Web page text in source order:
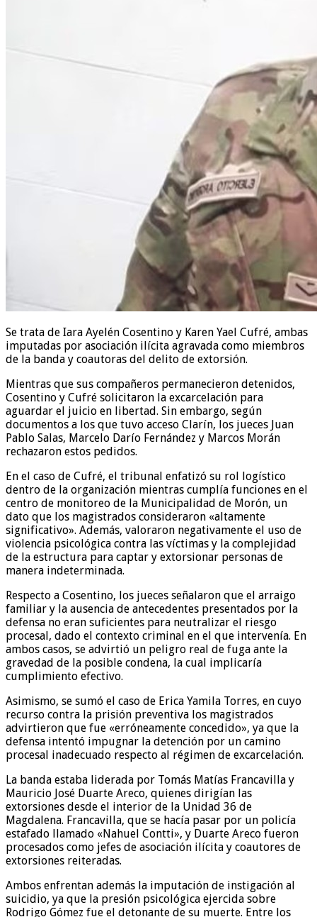
Se trata de Iara Ayelén Cosentino y Karen Yael Cufré, ambas
imputadas por asociación ilícita agravada como miembros
de la banda y coautoras del delito de extorsión.
Mientras que sus compañeros permanecieron detenidos,
Cosentino y Cufré solicitaron la excarcelación para
aguardar el juicio en libertad. Sin embargo, según
documentos a los que tuvo acceso Clarín, los jueces Juan
Pablo Salas, Marcelo Darío Fernández y Marcos Morán
rechazaron estos pedidos.
En el caso de Cufré, el tribunal enfatizó su rol logístico
dentro de la organización mientras cumplía funciones en el
centro de monitoreo de la Municipalidad de Morón, un
dato que los magistrados consideraron «altamente
significativo». Además, valoraron negativamente el uso de
violencia psicológica contra las víctimas y la complejidad
de la estructura para captar y extorsionar personas de
manera indeterminada.
Respecto a Cosentino, los jueces señalaron que el arraigo
familiar y la ausencia de antecedentes presentados por la
defensa no eran suficientes para neutralizar el riesgo
procesal, dado el contexto criminal en el que intervenía. En
ambos casos, se advirtió un peligro real de fuga ante la
gravedad de la posible condena, la cual implicaría
cumplimiento efectivo.
Asimismo, se sumó el caso de Erica Yamila Torres, en cuyo
recurso contra la prisión preventiva los magistrados
advirtieron que fue «erróneamente concedido», ya que la
defensa intentó impugnar la detención por un camino
procesal inadecuado respecto al régimen de excarcelación.
La banda estaba liderada por Tomás Matías Francavilla y
Mauricio José Duarte Areco, quienes dirigían las
extorsiones desde el interior de la Unidad 36 de
Magdalena. Francavilla, que se hacía pasar por un policía
estafado llamado «Nahuel Contti», y Duarte Areco fueron
procesados como jefes de asociación ilícita y coautores de
extorsiones reiteradas.
Ambos enfrentan además la imputación de instigación al
suicidio, ya que la presión psicológica ejercida sobre
Rodrigo Gómez fue el detonante de su muerte. Entre los